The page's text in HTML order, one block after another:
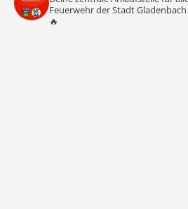
Feuerwehr der Stadt
🔥